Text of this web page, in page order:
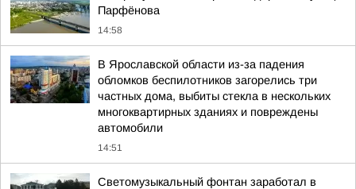
Парфёнова
14:58
В Ярославской области из-за падения
обломков беспилотников загорелись три
частных дома, выбиты стекла в нескольких
многоквартирных зданиях и повреждены
автомобили
14:51
Светомузыкальный фонтан заработал в